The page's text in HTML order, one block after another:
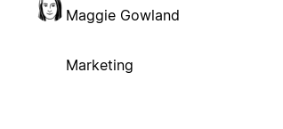
Maggie Gowland
Marketing